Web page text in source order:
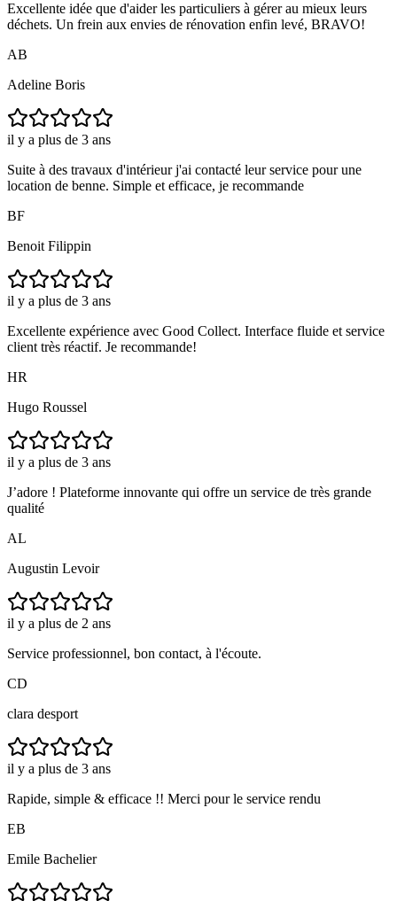
Excellente idée que d'aider les particuliers à gérer au mieux leurs
déchets. Un frein aux envies de rénovation enfin levé, BRAVO!
AB
Adeline Boris
il y a plus de 3 ans
Suite à des travaux d'intérieur j'ai contacté leur service pour une
location de benne. Simple et efficace, je recommande
BF
Benoit Filippin
il y a plus de 3 ans
Excellente expérience avec Good Collect. Interface fluide et service
client très réactif. Je recommande!
HR
Hugo Roussel
il y a plus de 3 ans
J’adore ! Plateforme innovante qui offre un service de très grande
qualité
AL
Augustin Levoir
il y a plus de 2 ans
Service professionnel, bon contact, à l'écoute.
CD
clara desport
il y a plus de 3 ans
Rapide, simple & efficace !! Merci pour le service rendu
EB
Emile Bachelier